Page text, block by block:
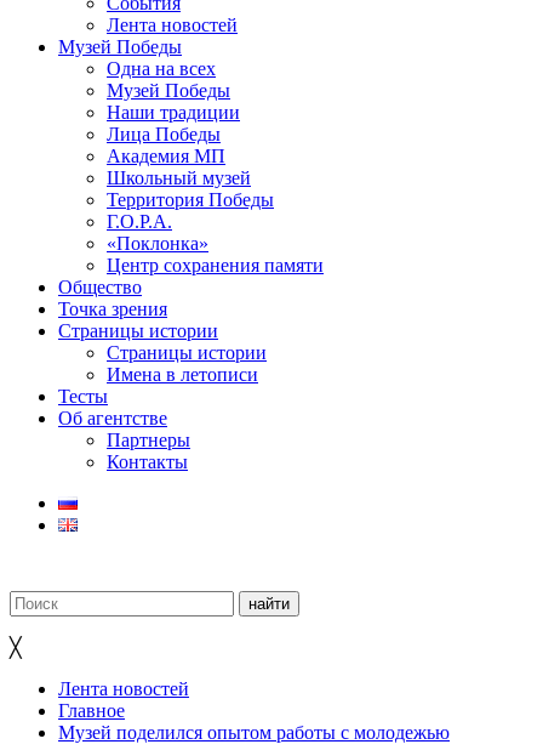
Лента новостей
Музей Победы
Одна на всех
Музей Победы
Наши традиции
Лица Победы
Академия МП
Школьный музей
Территория Победы
Г.О.Р.А.
«Поклонка»
Центр сохранения памяти
Общество
Точка зрения
Страницы истории
Страницы истории
Имена в летописи
Тесты
Об агентстве
Партнеры
Контакты
╳
Лента новостей
Главное
Музей поделился опытом работы с молодежью